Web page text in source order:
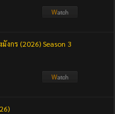
งกร (2026) Season 3